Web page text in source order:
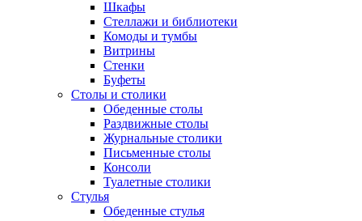
Шкафы
Стеллажи и библиотеки
Комоды и тумбы
Витрины
Стенки
Буфеты
Столы и столики
Обеденные столы
Раздвижные столы
Журнальные столики
Письменные столы
Консоли
Туалетные столики
Стулья
Обеденные стулья